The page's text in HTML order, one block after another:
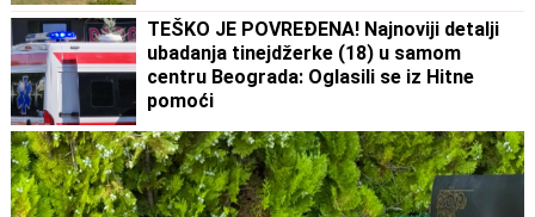
TEŠKO JE POVREĐENA! Najnoviji detalji
ubadanja tinejdžerke (18) u samom
centru Beograda: Oglasili se iz Hitne
pomoći